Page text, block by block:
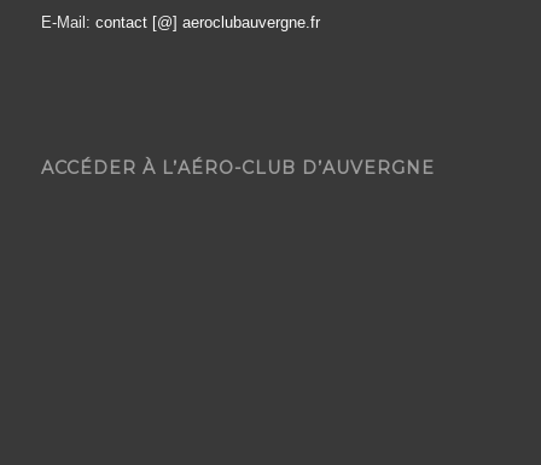
E-Mail: contact [@] aeroclubauvergne.fr
ACCÉDER À L’AÉRO-CLUB D’AUVERGNE